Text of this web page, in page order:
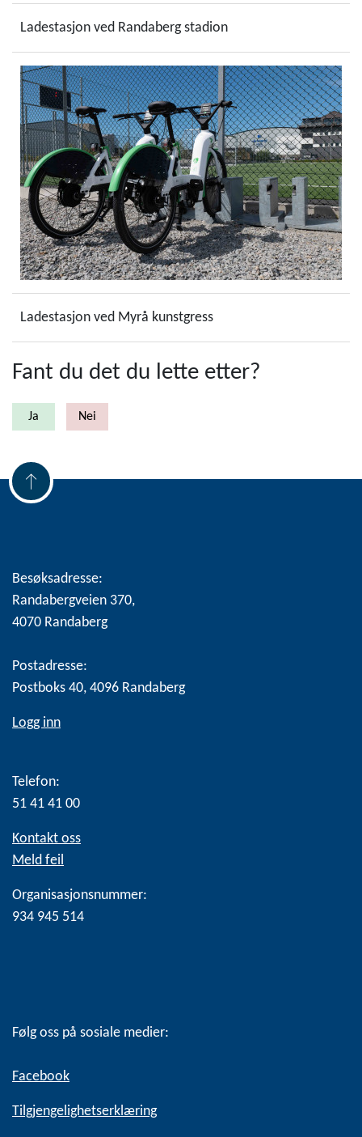
Ladestasjon ved Randaberg stadion
Ladestasjon ved Myrå kunstgress
Fant du det du lette etter?
Besøksadresse:
Randabergveien 370,
4070 Randaberg
Postadresse:
Postboks 40, 4096 Randaberg
Logg inn
Telefon:
51 41 41 00
Kontakt oss
Meld feil
Organisasjonsnummer:
934 945 514
Følg oss på sosiale medier:
Facebook
Tilgjengelighetserklæring